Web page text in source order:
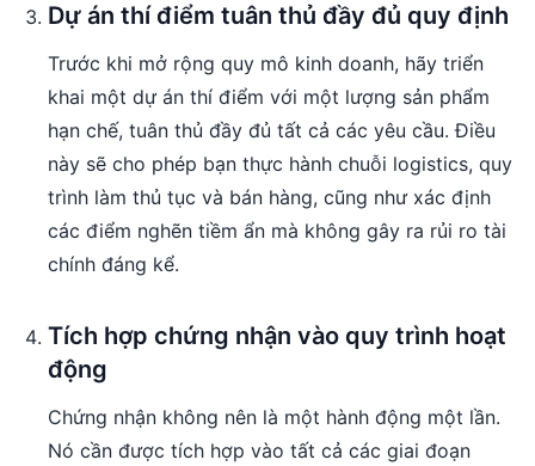
Dự án thí điểm tuân thủ đầy đủ quy định
Trước khi mở rộng quy mô kinh doanh, hãy triển
khai một dự án thí điểm với một lượng sản phẩm
hạn chế, tuân thủ đầy đủ tất cả các yêu cầu. Điều
này sẽ cho phép bạn thực hành chuỗi logistics, quy
trình làm thủ tục và bán hàng, cũng như xác định
các điểm nghẽn tiềm ẩn mà không gây ra rủi ro tài
chính đáng kể.
Tích hợp chứng nhận vào quy trình hoạt
động
Chứng nhận không nên là một hành động một lần.
Nó cần được tích hợp vào tất cả các giai đoạn